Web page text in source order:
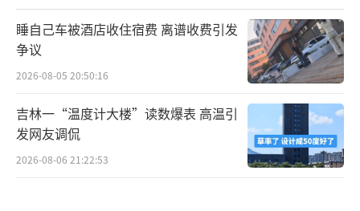
睡自己车被酒店收住宿费 离谱收费引发
争议
2026-08-05 20:50:16
吉林一“温度计大楼”读数爆表 高温引
发网友调侃
2026-08-06 21:22:53